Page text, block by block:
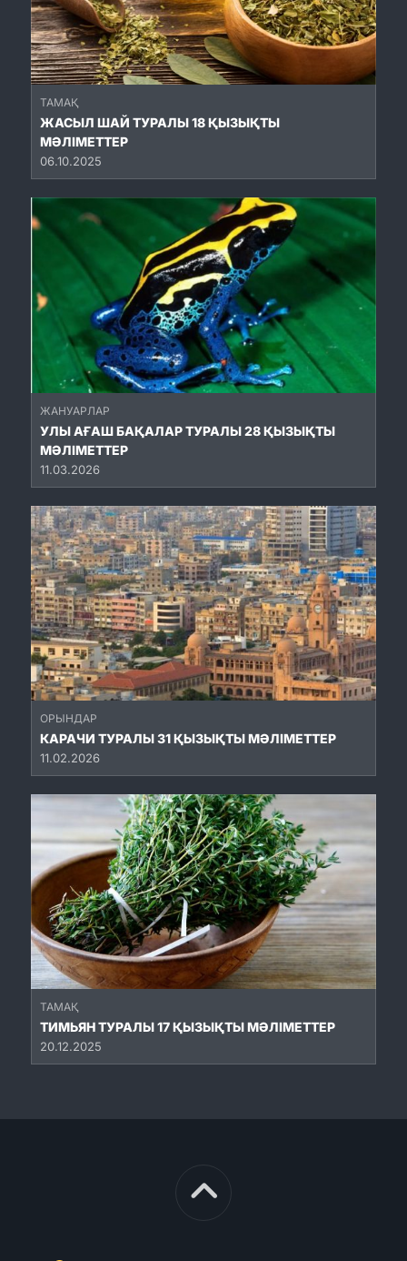
ТАМАҚ
ЖАСЫЛ ШАЙ ТУРАЛЫ 18 ҚЫЗЫҚТЫ
МӘЛІМЕТТЕР
06.10.2025
ЖАНУАРЛАР
УЛЫ АҒАШ БАҚАЛАР ТУРАЛЫ 28 ҚЫЗЫҚТЫ
МӘЛІМЕТТЕР
11.03.2026
ОРЫНДАР
КАРАЧИ ТУРАЛЫ 31 ҚЫЗЫҚТЫ МӘЛІМЕТТЕР
11.02.2026
ТАМАҚ
ТИМЬЯН ТУРАЛЫ 17 ҚЫЗЫҚТЫ МӘЛІМЕТТЕР
20.12.2025